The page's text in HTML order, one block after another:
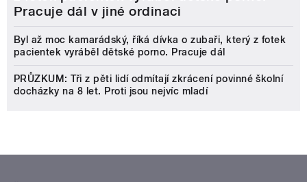
Pracuje dál v jiné ordinaci
Byl až moc kamarádský, říká dívka o zubaři, který z fotek
pacientek vyráběl dětské porno. Pracuje dál
PRŮZKUM: Tři z pěti lidí odmítají zkrácení povinné školní
docházky na 8 let. Proti jsou nejvíc mladí